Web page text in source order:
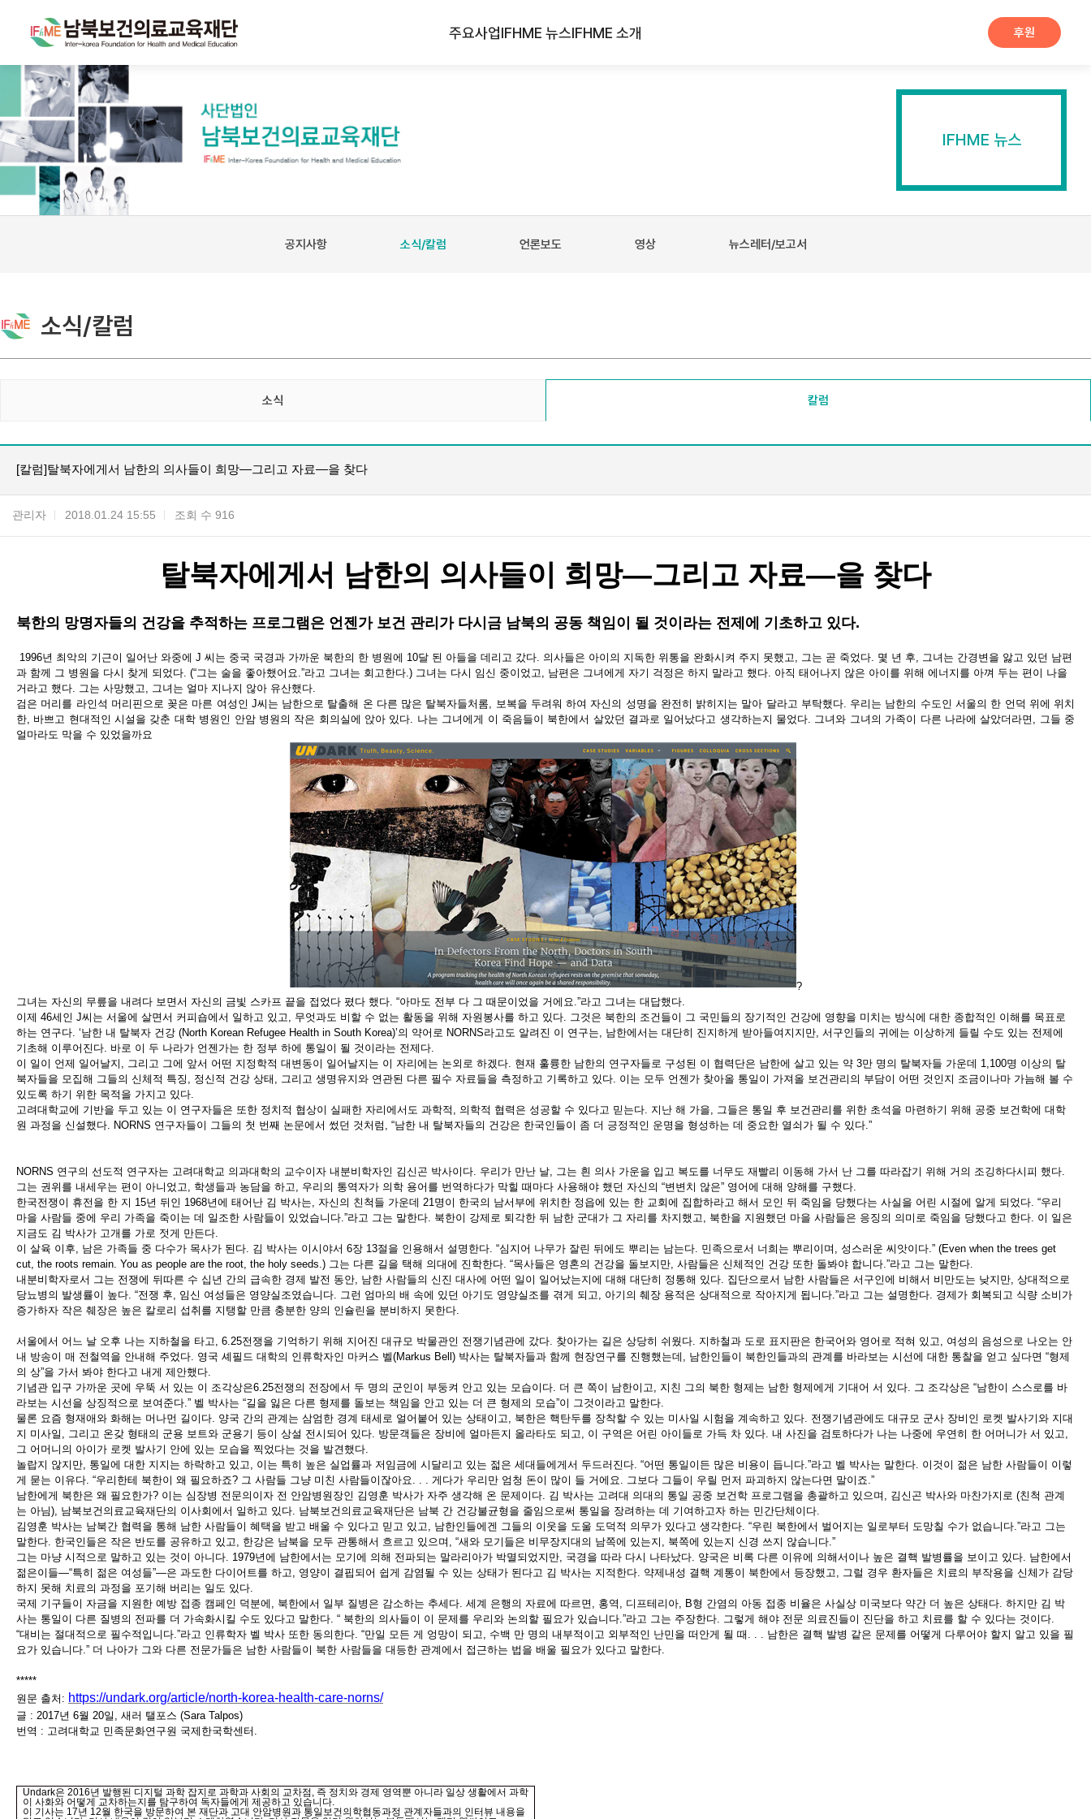
주요사업IFHME 뉴스IFHME 소개 후원
IFHME 뉴스
공지사항 소식/칼럼 언론보도 영상 뉴스레터/보고서
소식/칼럼
소식 칼럼
[칼럼]탈북자에게서 남한의 의사들이 희망—그리고 자료—을 찾다
관리자 2018.01.24 15:55 조회 수 916
탈북자에게서 남한의 의사들이 희망—그리고 자료—을 찾다
북한의 망명자들의 건강을 추적하는 프로그램은 언젠가 보건 관리가 다시금 남북의 공동 책임이 될 것이라는 전제에 기초하고 있다.
1996년 최악의 기근이 일어난 와중에 J 씨는 중국 국경과 가까운 북한의 한 병원에 10달 된 아들을 데리고 갔다. 의사들은 아이의 지독한 위통을 완화시켜 주지 못했고, 그는 곧 죽었다. 몇 년 후, 그녀는 간경변을 앓고 있던 남편
과 함께 그 병원을 다시 찾게 되었다. (“그는 술을 좋아했어요.”라고 그녀는 회고한다.) 그녀는 다시 임신 중이었고, 남편은 그녀에게 자기 걱정은 하지 말라고 했다. 아직 태어나지 않은 아이를 위해 에너지를 아껴 두는 편이 나을
거라고 했다. 그는 사망했고, 그녀는 얼마 지나지 않아 유산했다.
검은 머리를 라인석 머리핀으로 꽂은 마른 여성인 J씨는 남한으로 탈출해 온 다른 많은 탈북자들처롬, 보복을 두려워 하여 자신의 성명을 완전히 밝히지는 말아 달라고 부탁했다. 우리는 남한의 수도인 서울의 한 언덕 위에 위치
한, 바쁘고 현대적인 시설을 갖춘 대학 병원인 안암 병원의 작은 회의실에 앉아 있다. 나는 그녀에게 이 죽음들이 북한에서 살았던 결과로 일어났다고 생각하는지 물었다. 그녀와 그녀의 가족이 다른 나라에 살았더라면 , 그들 중
얼마라도 막을 수 있었을까요
?
그녀는 자신의 무릎을 내려다 보면서 자신의 금빛 스카프 끝을 접었다 폈다 했다. “아마도 전부 다 그 때문이었을 거에요.”라고 그녀는 대답했다.
이제 46세인 J씨는 서울에 살면서 커피숍에서 일하고 있고, 무엇과도 비할 수 없는 활동을 위해 자원봉사를 하고 있다. 그것은 북한의 조건들이 그 국민들의 장기적인 건강에 영향을 미치는 방식에 대한 종합적인 이해를 목표로
하는 연구다. ‘남한 내 탈북자 건강 (North Korean Refugee Health in South Korea)’의 약어로 NORNS라고도 알려진 이 연구는, 남한에서는 대단히 진지하게 받아들여지지만, 서구인들의 귀에는 이상하게 들릴 수도 있는 전제에
기초해 이루어진다. 바로 이 두 나라가 언젠가는 한 정부 하에 통일이 될 것이라는 전제다.
이 일이 언제 일어날지 , 그리고 그에 앞서 어떤 지정학적 대변동이 일어날지는 이 자리에는 논외로 하겠다. 현재 훌륭한 남한의 연구자들로 구성된 이 협력단은 남한에 살고 있는 약 3만 명의 탈북자들 가운데 1,100명 이상의 탈
북자들을 모집해 그들의 신체적 특징 , 정신적 건강 상태 , 그리고 생명유지와 연관된 다른 필수 자료들을 측정하고 기록하고 있다. 이는 모두 언젠가 찾아올 통일이 가져올 보건관리의 부담이 어떤 것인지 조금이나마 가늠해 볼 수
있도록 하기 위한 목적을 가지고 있다.
고려대학교에 기반을 두고 있는 이 연구자들은 또한 정치적 협상이 실패한 자리에서도 과학적 , 의학적 협력은 성공할 수 있다고 믿는다. 지난 해 가을, 그들은 통일 후 보건관리를 위한 초석을 마련하기 위해 공중 보건학에 대학
원 과정을 신설했다. NORNS 연구자들이 그들의 첫 번째 논문에서 썼던 것처럼 , “남한 내 탈북자들의 건강은 한국인들이 좀 더 긍정적인 운명을 형성하는 데 중요한 열쇠가 될 수 있다.”
NORNS 연구의 선도적 연구자는 고려대학교 의과대학의 교수이자 내분비학자인 김신곤 박사이다. 우리가 만난 날, 그는 흰 의사 가운을 입고 복도를 너무도 재빨리 이동해 가서 난 그를 따라잡기 위해 거의 조깅하다시피 했다.
그는 권위를 내세우는 편이 아니었고, 학생들과 농담을 하고, 우리의 통역자가 의학 용어를 번역하다가 막힐 때마다 사용해야 했던 자신의 “변변치 않은” 영어에 대해 양해를 구했다.
한국전쟁이 휴전을 한 지 15년 뒤인 1968년에 태어난 김 박사는, 자신의 친척들 가운데 21명이 한국의 남서부에 위치한 정읍에 있는 한 교회에 집합하라고 해서 모인 뒤 죽임을 당했다는 사실을 어린 시절에 알게 되었다. “우리
마을 사람들 중에 우리 가족을 죽이는 데 일조한 사람들이 있었습니다.”라고 그는 말한다. 북한이 강제로 퇴각한 뒤 남한 군대가 그 자리를 차지했고, 북한을 지원했던 마을 사람들은 응징의 의미로 죽임을 당했다고 한다. 이 일은
지금도 김 박사가 고개를 가로 젓게 만든다.
이 살육 이후, 남은 가족들 중 다수가 목사가 된다. 김 박사는 이시야서 6장 13절을 인용해서 설명한다. “심지어 나무가 잘린 뒤에도 뿌리는 남는다. 민족으로서 너희는 뿌리이며 , 성스러운 씨앗이다.” (Even when the trees get
cut, the roots remain. You as people are the root, the holy seeds.) 그는 다른 길을 택해 의대에 진학한다. “목사들은 영혼의 건강을 돌보지만, 사람들은 신체적인 건강 또한 돌봐야 합니다.”라고 그는 말한다.
내분비학자로서 그는 전쟁에 뒤따른 수 십년 간의 급속한 경제 발전 동안, 남한 사람들의 신진 대사에 어떤 일이 일어났는지에 대해 대단히 정통해 있다. 집단으로서 남한 사람들은 서구인에 비해서 비만도는 낮지만, 상대적으로
당뇨병의 발생률이 높다. “전쟁 후, 임신 여성들은 영양실조였습니다. 그런 엄마의 배 속에 있던 아기도 영양실조를 겪게 되고, 아기의 췌장 용적은 상대적으로 작아지게 됩니다.”라고 그는 설명한다. 경제가 회복되고 식량 소비가
증가하자 작은 췌장은 높은 칼로리 섭취를 지탱할 만큼 충분한 양의 인슐린을 분비하지 못한다.
서울에서 어느 날 오후 나는 지하철을 타고, 6.25전쟁을 기억하기 위해 지어진 대규모 박물관인 전쟁기념관에 갔다. 찾아가는 길은 상당히 쉬웠다. 지하철과 도로 표지판은 한국어와 영어로 적혀 있고, 여성의 음성으로 나오는 안
내 방송이 매 전철역을 안내해 주었다. 영국 셰필드 대학의 인류학자인 마커스 벨(Markus Bell) 박사는 탈북자들과 함께 현장연구를 진행했는데 , 남한인들이 북한인들과의 관계를 바라보는 시선에 대한 통찰을 얻고 싶다면 “형제
의 상”을 가서 봐야 한다고 내게 제안했다.
기념관 입구 가까운 곳에 우뚝 서 있는 이 조각상은6.25전쟁의 전장에서 두 명의 군인이 부둥켜 안고 있는 모습이다. 더 큰 쪽이 남한이고, 지친 그의 북한 형제는 남한 형제에게 기대어 서 있다. 그 조각상은 “남한이 스스로를 바
라보는 시선을 상징적으로 보여준다.” 벨 박사는 “길을 잃은 다른 형제를 돌보는 책임을 안고 있는 더 큰 형제의 모습”이 그것이라고 말한다.
물론 요즘 형재애와 화해는 머나먼 길이다. 양국 간의 관계는 삼엄한 경계 태세로 얼어붙어 있는 상태이고, 북한은 핵탄두를 장착할 수 있는 미사일 시험을 계속하고 있다. 전쟁기념관에도 대규모 군사 장비인 로켓 발사기와 지대
지 미사일 , 그리고 온갖 형태의 군용 보트와 군용기 등이 상설 전시되어 있다. 방문객들은 장비에 얼마든지 올라타도 되고, 이 구역은 어린 아이들로 가득 차 있다. 내 사진을 검토하다가 나는 나중에 우연히 한 어머니가 서 있고,
그 어머니의 아이가 로켓 발사기 안에 있는 모습을 찍었다는 것을 발견했다.
놀랍지 않지만, 통일에 대한 지지는 하락하고 있고, 이는 특히 높은 실업률과 저임금에 시달리고 있는 젋은 세대들에게서 두드러진다. “어떤 통일이든 많은 비용이 듭니다.”라고 벨 박사는 말한다. 이것이 젊은 남한 사람들이 이렇
게 묻는 이유다. “우리한테 북한이 왜 필요하죠? 그 사람들 그냥 미친 사람들이잖아요. . . 게다가 우리만 엄청 돈이 많이 들 거에요. 그보다 그들이 우릴 먼저 파괴하지 않는다면 말이죠.”
남한에게 북한은 왜 필요한가? 이는 심장병 전문의이자 전 안암병원장인 김영훈 박사가 자주 생각해 온 문제이다. 김 박사는 고려대 의대의 통일 공중 보건학 프로그램을 총괄하고 있으며 , 김신곤 박사와 마찬가지로 (친척 관계
는 아님), 남북보건의료교육재단의 이사회에서 일하고 있다. 남북보건의료교육재단은 남북 간 건강불균형을 줄임으로써 통일을 장려하는 데 기여하고자 하는 민간단체이다.
김영훈 박사는 남북간 협력을 통해 남한 사람들이 혜택을 받고 배울 수 있다고 믿고 있고, 남한인들에겐 그들의 이웃을 도울 도덕적 의무가 있다고 생각한다. “우린 북한에서 벌어지는 일로부터 도망칠 수가 없습니다.”라고 그는
말한다. 한국인들은 작은 반도를 공유하고 있고, 한강은 남북을 모두 관통해서 흐르고 있으며 , “새와 모기들은 비무장지대의 남쪽에 있는지 , 북쪽에 있는지 신경 쓰지 않습니다.”
그는 마냥 시적으로 말하고 있는 것이 아니다. 1979년에 남한에서는 모기에 의해 전파되는 말라리아가 박멸되었지만, 국경을 따라 다시 나타났다. 양국은 비록 다른 이유에 의해서이나 높은 결핵 발병률을 보이고 있다. 남한에서
젊은이들—“특히 젊은 여성들”—은 과도한 다이어트를 하고, 영양이 결핍되어 쉽게 감염될 수 있는 상태가 된다고 김 박사는 지적한다. 약제내성 결핵 계통이 북한에서 등장했고, 그럴 경우 환자들은 치료의 부작용을 신체가 감당
하지 못해 치료의 과정을 포기해 버리는 일도 있다.
국제 기구들이 자금을 지원한 예방 접종 캠페인 덕분에 , 북한에서 일부 질병은 감소하는 추세다. 세계 은행의 자료에 따르면 , 홍역 , 디프테리아, B형 간염의 아동 접종 비율은 사실상 미국보다 약간 더 높은 상태다. 하지만 김 박
사는 통일이 다른 질병의 전파를 더 가속화시킬 수도 있다고 말한다. “ 북한의 의사들이 이 문제를 우리와 논의할 필요가 있습니다.”라고 그는 주장한다. 그렇게 해야 전문 의료진들이 진단을 하고 치료를 할 수 있다는 것이다.
“대비는 절대적으로 필수적입니다.”라고 인류학자 벨 박사 또한 동의한다. “만일 모든 게 엉망이 되고, 수백 만 명의 내부적이고 외부적인 난민을 떠안게 될 때 . . . 남한은 결핵 발병 같은 문제를 어떻게 다루어야 할지 알고 있을 필
요가 있습니다.” 더 나아가 그와 다른 전문가들은 남한 사람들이 북한 사람들을 대등한 관계에서 접근하는 법을 배울 필요가 있다고 말한다.
*****
원문 출처 : https://undark.org/article/north-korea-health-care-norns/
글 : 2017년 6월 20일 , 새러 탤포스 (Sara Talpos)
번역 : 고려대학교 민족문화연구원 국제한국학센터.
Undark은 2016년 발행된 디지털 과학 잡지로 과학과 사회의 교차점 , 즉 정치와 경제 영역뿐 아니라 일상 생활에서 과학
이 사화와 어떻게 교차하는지를 탐구하여 독자들에게 제공하고 있습니다.
이 기사는 17년 12월 한국을 방문하여 본 재단과 고대 안암병원과 통일보건의학협동과정 관계자들과의 인터뷰 내용을